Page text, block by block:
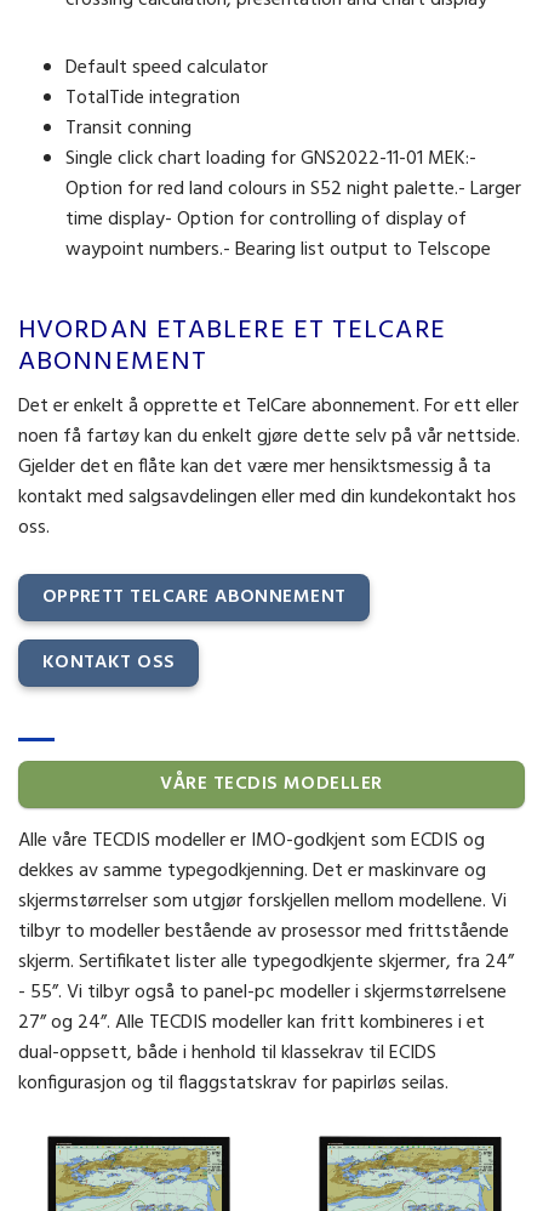
Default speed calculator
TotalTide integration
Transit conning
Single click chart loading for GNS2022-11-01 MEK:-
Option for red land colours in S52 night palette.- Larger
time display- Option for controlling of display of
waypoint numbers.- Bearing list output to Telscope
HVORDAN ETABLERE ET TELCARE
ABONNEMENT
Det er enkelt å opprette et TelCare abonnement. For ett eller
noen få fartøy kan du enkelt gjøre dette selv på vår nettside.
Gjelder det en flåte kan det være mer hensiktsmessig å ta
kontakt med salgsavdelingen eller med din kundekontakt hos
oss.
OPPRETT TELCARE ABONNEMENT
KONTAKT OSS
VÅRE TECDIS MODELLER
Alle våre TECDIS modeller er IMO-godkjent som ECDIS og
dekkes av samme typegodkjenning. Det er maskinvare og
skjermstørrelser som utgjør forskjellen mellom modellene. Vi
tilbyr to modeller bestående av prosessor med frittstående
skjerm. Sertifikatet lister alle typegodkjente skjermer, fra 24”
- 55”. Vi tilbyr også to panel-pc modeller i skjermstørrelsene
27” og 24”. Alle TECDIS modeller kan fritt kombineres i et
dual-oppsett, både i henhold til klassekrav til ECIDS
konfigurasjon og til flaggstatskrav for papirløs seilas.